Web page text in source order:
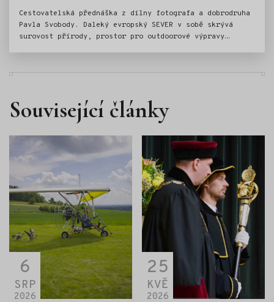
Cestovatelská přednáška z dílny fotografa a dobrodruha
Pavla Svobody. Daleký evropský SEVER v sobě skrývá
surovost přírody, prostor pro outdoorové výpravy
Související články
6
SRP
2026
25
KVĚ
2026